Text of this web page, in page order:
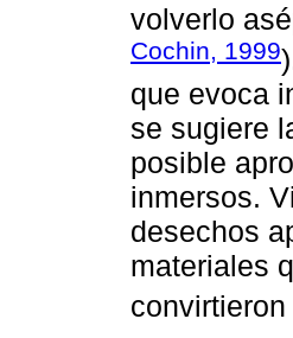
volverlo
Cochin, 1999
que evoca
se sugiere
posible
inmersos.
desechos
materiales
convirtieron